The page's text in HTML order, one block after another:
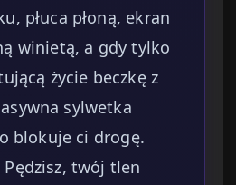
płuca płoną, ekran
winietą, a gdy tylko
życie beczkę z
sylwetka
blokuje ci drogę.
twój tlen